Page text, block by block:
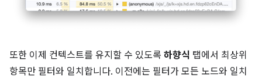
또한 이제 컨텍스트를 유지할 수 있도록 하향식 탭에서 최상위
항목만 필터와 일치합니다. 이전에는 필터가 모든 노드와 일치